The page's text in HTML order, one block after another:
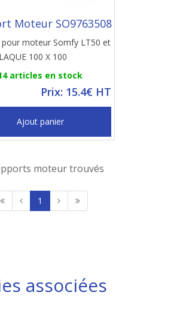
Moteur SO9763508
moteur Somfy LT50 et
100 X 100
articles en stock
Prix: 15.4€ HT
Ajout panier
moteur trouvés
1
associées